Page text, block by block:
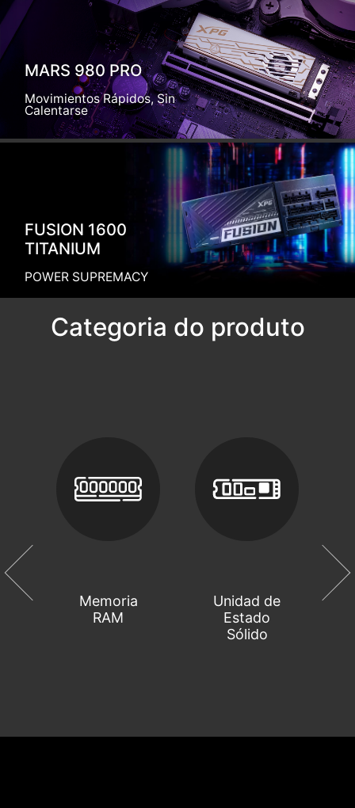
MARS 980 PRO
Movimientos Rápidos, Sin
Calentarse
FUSION 1600
TITANIUM
POWER SUPREMACY
Categoria do produto
Memoria
RAM
Unidad de
Estado
Sólido